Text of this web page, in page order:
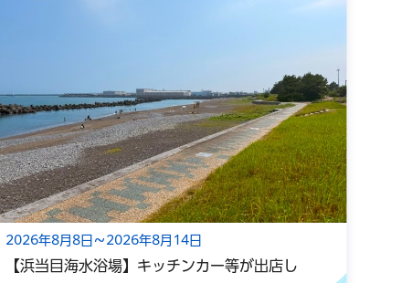
2026年8月8日～2026年8月14日
【浜当目海水浴場】キッチンカー等が出店し